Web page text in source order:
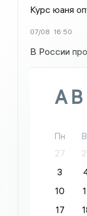
Курс юаня
07/08 16:50
В России
Пн
27
3
10
17